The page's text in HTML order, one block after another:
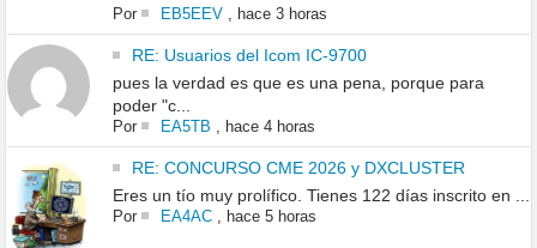
Por EB5EEV, hace 3 horas
RE: Usuarios del Icom IC-9700
pues la verdad es que es una pena, porque para
poder "c...
Por EA5TB hace 4 horas
RE: CONCURSO CME 2026 y DXCLUSTER
Eres un tío muy prolífico. Tienes 122 días inscrito en ...
Por EA4AC, hace 5 horas